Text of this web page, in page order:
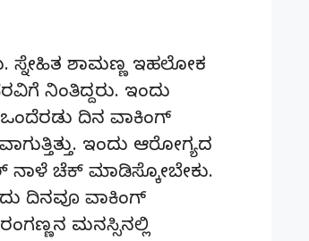
ಸ್ನೇಹಿತ ಶಾಮಣ್ಣ ಇಹಲೋಕ
ನಿಂತಿದ್ದರು. ಇಂದು
ಒಂದೆರಡು ದಿನ ವಾಕಿಂಗ್
ಇಂದು ಆರೋಗ್ಯದ
ನಾಳೆ ಚೆಕ್ ಮಾಡಿಸ್ಕೋಬೇಕು.
ದಿನವೂ ವಾಕಿಂಗ್
ರಂಗಣ್ಣನ ಮನಸ್ಸಿನಲ್ಲಿ